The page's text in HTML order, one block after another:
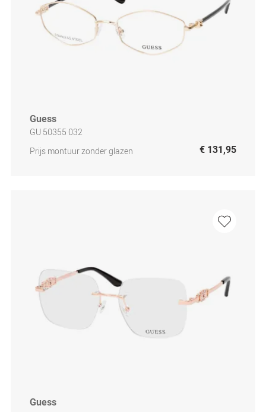
Guess
GU 50355 032
Prijs montuur zonder glazen
€ 131,95
Guess